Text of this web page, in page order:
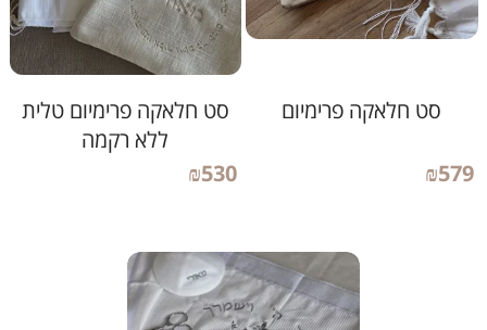
סט חלאקה פרימיום
₪579
סט חלאקה פרימיום טלית
ללא רקמה
₪530